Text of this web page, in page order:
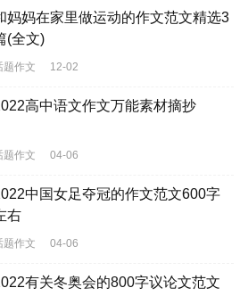
妈妈在家里做运动的作文范文精选3
(全文)
题作文 12-02
高中语文作文万能素材摘抄
题作文 04-06
中国女足夺冠的作文范文600字
右
题作文 04-06
有关冬奥会的800字议论文范文